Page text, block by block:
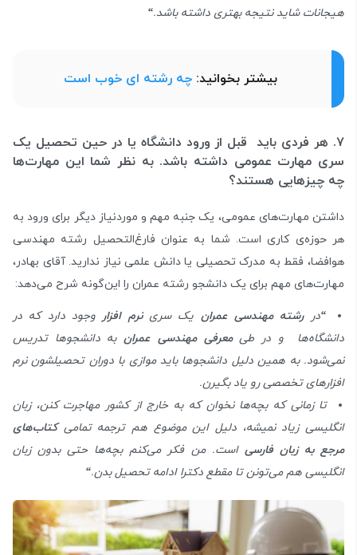
هیجانات شاید نتیجه بهتری داشته باشد.“
بیشتر بخوانید: چه رشته ای خوب است
۷. هر فردی باید قبل از ورود دانشگاه یا در حین تحصیل یک
سری مهارت عمومی داشته باشد. به نظر شما این مهارت‌ها
چه چیزهایی هستند؟
داشتن مهارت‌های عمومی، یک جنبه مهم و موردنیاز دیگر برای ورود به
هر حوزه‌ی کاری است. شما به عنوان فارغ‌التحصیل رشته مهندسی
هوافضا، فقط به مدرک تحصیلی یا دانش علمی نیاز ندارید. آقای بهادر،
مهارت‌های مهم برای یک دانشجو رشته عمران را این‌گونه شرح می‌دهد:
“در رشته مهندسی عمران یک سرینرم افزار وجود دارد که در
دانشگاه‌ها و در طیمعرفی مهندسی عمرانبه دانشجوها تدریس
نمی‌شود. به همین دلیل دانشجوها باید موازی با دوران تحصیلشون نرم
افزارهای تخصصی رو یاد بگیرن.
تا زمانی که بچه‌ها نخوان که به خارج از کشور مهاجرت کنن، زبان
انگلیسی زیاد نمیشه، دلیل این موضوع هم ترجمه تمامی کتاب‌های
مرجع به زبان فارسی است. من فکر می‌کنم بچه‌ها حتی بدون زبان
انگلیسی هم می‌تونن تا مقطع دکترا ادامه تحصیل بدن.“